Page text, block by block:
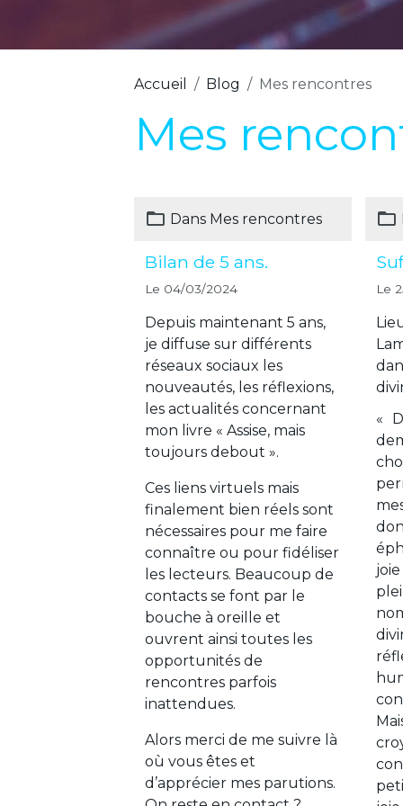
Accueil Blog Mes rencontres
Mes
Dans Mes rencontres
Bilan de 5 ans.
Le 04/03/2024
Depuis maintenant 5 ans,
je diffuse sur différents
réseaux sociaux les
nouveautés, les réflexions,
les actualités concernant
mon livre « Assise, mais
toujours debout ».
Ces liens virtuels mais
finalement bien réels sont
nécessaires pour me faire
connaître ou pour fidéliser
les lecteurs. Beaucoup de
contacts se font par le
bouche à oreille et
ouvrent ainsi toutes les
opportunités de
rencontres parfois
inattendues.
Alors merci de me suivre là
où vous êtes et
d’apprécier mes parutions.
Le
«